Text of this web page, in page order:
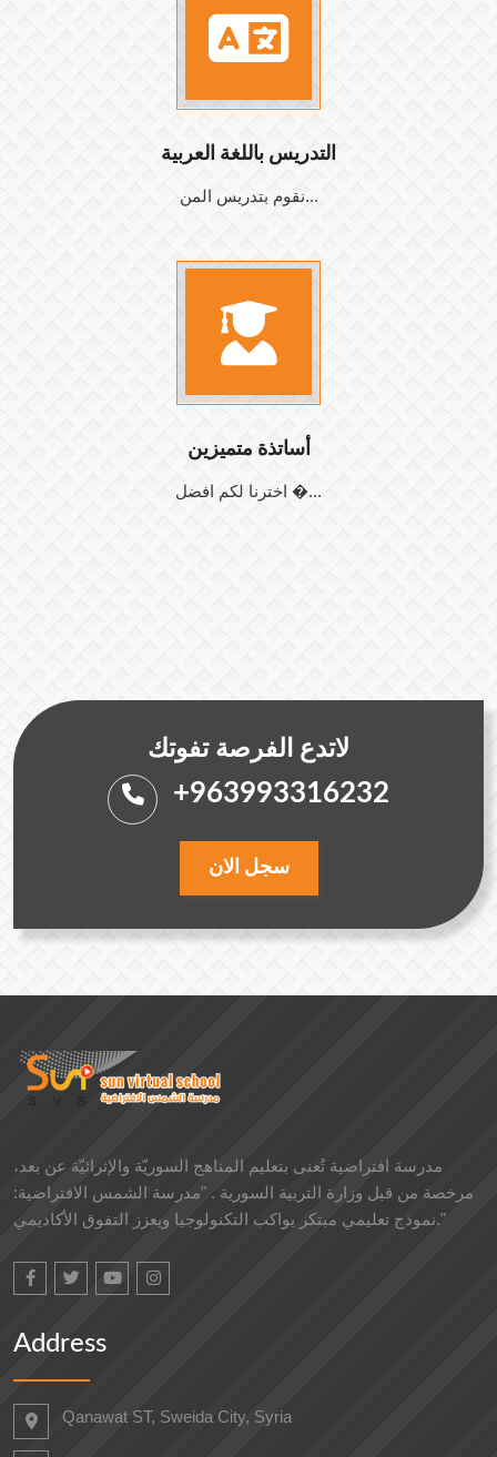
التدريس باللغة العربية
نقوم بتدريس المن...
أساتذة متميزين
اخترنا لكم افضل �...
لاتدع الفرصة تفوتك
+963993316232
سجل الان
مدرسة افتراضية تُعنى بتعليم المناهج السوريّة والإثرائيّة عن بعد،
مرخصة من قبل وزارة التربية السورية . "مدرسة الشمس الافتراضية:
نموذج تعليمي مبتكر يواكب التكنولوجيا ويعزز التفوق الأكاديمي."
Address
Qanawat ST, Sweida City, Syria